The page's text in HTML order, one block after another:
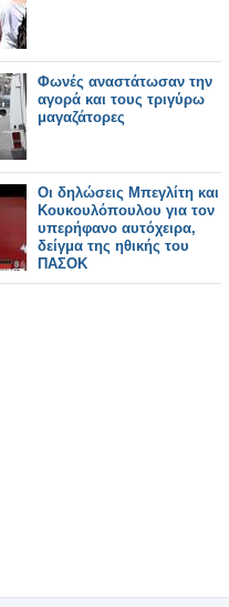
Φωνές αναστάτωσαν την
αγορά και τους τριγύρω
μαγαζάτορες
Οι δηλώσεις Μπεγλίτη και
Κουκουλόπουλου για τον
υπερήφανο αυτόχειρα,
δείγμα της ηθικής του
ΠΑΣΟΚ